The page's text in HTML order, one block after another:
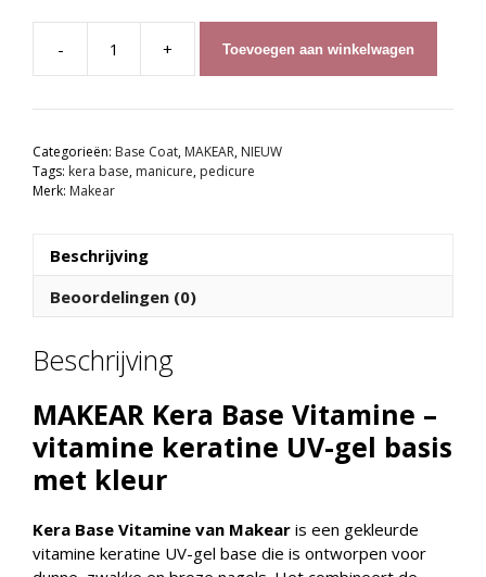
-
MAKEAR
Kera
Base
|
KVB01
8
ml
aantal
+ Toevoegen aan winkelwagen
Categorieën: Base Coat, MAKEAR, NIEUW
Tags: kera base, manicure, pedicure
Merk: Makear
Beschrijving
Beoordelingen (0)
Beschrijving
MAKEAR Kera Base Vitamine –
vitamine keratine UV-gel basis
met kleur
Kera Base Vitamine van Makear is een gekleurde
vitamine keratine UV-gel base die is ontworpen voor